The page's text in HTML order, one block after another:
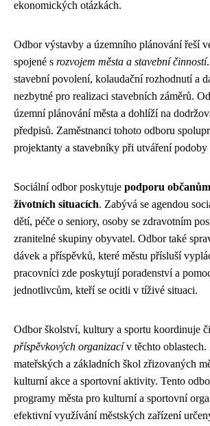
ekonomických otázkách.
Odbor výstavby a územního plánování řeší
spojené s rozvojem města a stavební činností
stavební povolení, kolaudační rozhodnutí a
nezbytné pro realizaci stavebních záměrů.
územní plánování města a dohlíží na
předpisů. Zaměstnanci tohoto odboru
projektanty a stavebníky při utváření podoby
Sociální odbor poskytuje podporu
životních situacích. Zabývá se agendou
dětí, péče o seniory, osoby se zdravotním
zranitelné skupiny obyvatel. Odbor také
dávek a příspěvků, které městu přísluší
pracovníci zde poskytují poradenství a
jednotlivcům, kteří se ocitli v tíživé situaci.
Odbor školství, kultury a sportu koordinuje
příspěvkových organizacív těchto
mateřských a základních škol zřizovaných
kulturní akce a sportovní aktivity. Tento
programy města pro kulturní a sportovní
efektivní využívání městských zařízení